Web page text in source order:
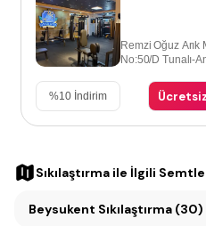
Remzi Oğuz
No:50/D Tunalı-
%10 İndirim
Sıkılaştırma ile İlgili
Beysukent Sıkılaştırma (30)